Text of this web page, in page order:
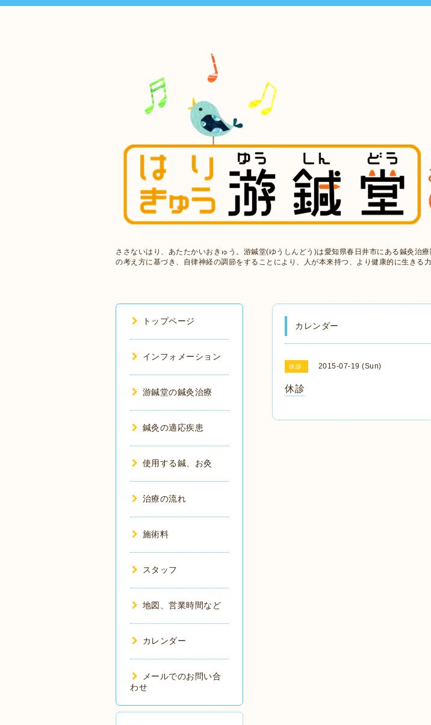
ささないはり、あたたかいおきゅう。游鍼堂(ゆうしんどう)は愛知県春日井市にある鍼灸治
の考え方に基づき、自律神経の調節をすることにより、人が本来持つ、より健康的に生きる力
カレンダー
休診 2015-07-19 (Sun)
休診
トップページ
インフォメーション
游鍼堂の鍼灸治療
鍼灸の適応疾患
使用する鍼、お灸
治療の流れ
施術料
スタッフ
地図、営業時間など
カレンダー
メールでのお問い合
わせ